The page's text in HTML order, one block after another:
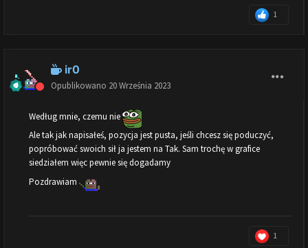
1
ir0
Opublikowano 20 Września 2023
Według mnie, czemu nie
Ale tak jak napisałeś, pozycja jest pusta, jeśli chcesz się poduczyć,
popróbować swoich sił ja jestem na Tak. Sam trochę w grafice
siedziałem więc pewnie się dogadamy
Pozdrawiam
1